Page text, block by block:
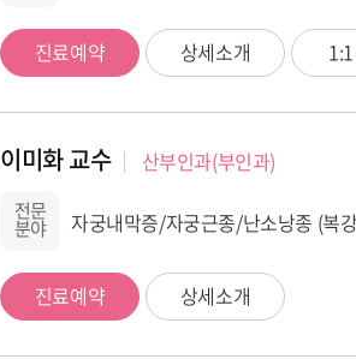
진료예약 상세소개
이미화 교수 산부인과(부인과)
전문
분야 자궁내막증/자궁근종/난소낭종 (복
진료예약 상세소개